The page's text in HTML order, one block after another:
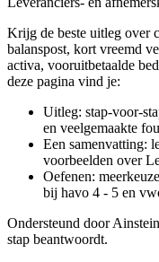
Krijg de beste uitleg over
balanspost, kort vreemd
activa, vooruitbetaalde
deze pagina vind je:
Uitleg: stap-voor-
en veelgemaakte
Een samenvatting:
voorbeelden over
Oefenen:
bij havo 4 - 5 en
Ondersteund door
stap beantwoordt.